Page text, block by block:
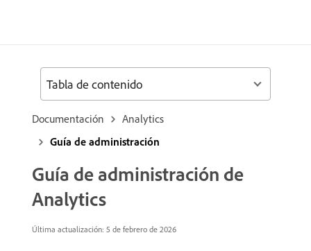
Documentación
Analytics
Guía de administración
Guía de administración de
Analytics
Última actualización: 5 de febrero de 2026
Tabla de contenido